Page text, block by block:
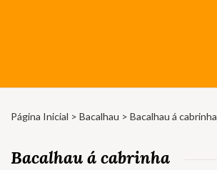
Página Inicial > Bacalhau > Bacalhau á cabrinha
Bacalhau á cabrinha